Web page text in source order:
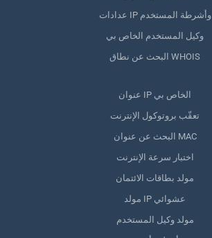
عدادات IP وأشرطة المستخدم
وكيل المستخدم الخاص بي
البحث عن نطاق WHOIS
عنوان IP الخاص بي
تعقّب بروتوكول الإنترنت
البحث عن عنوان MAC
اختبار سرعة الإنترنت
مولد بطاقات الائتمان
مولد IP عشوائي
مولد وكيل المستخدم